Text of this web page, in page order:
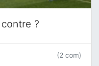
?
(2 com)